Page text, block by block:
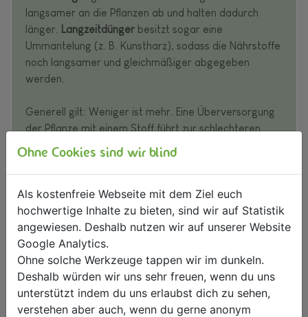
langsamer an die Pflanzen ab und halten dadurch
länger.
Langzeitdünger besitzt sogar eine
Ummantelung (z. B. Kunstharz), sodass die Nährstoffe
noch langsamer und gleichmäßiger abgegeben
werden.
Generell gilt: Weniger ist mehr. Eine Überversorgung
der Pflanze mit einem Stoff führt zur schlechteren
Aufnahme der anderen Stoffe. Bei einer starken
Überdüngung können die Wurzeln der Pflanze
absterben.
Pflanzennahrung: Eine Erklärung zu
N – P – K
Ohne Cookies sind wir blind
Als kostenfreie Webseite mit dem Ziel euch
hochwertige Inhalte zu bieten, sind wir auf Statistik
angewiesen. Deshalb nutzen wir auf unserer Website
Google Analytics.
Ohne solche Werkzeuge tappen wir im dunkeln.
Deshalb würden wir uns sehr freuen, wenn du uns
unterstützt indem du uns erlaubst dich zu sehen,
verstehen aber auch, wenn du gerne anonym